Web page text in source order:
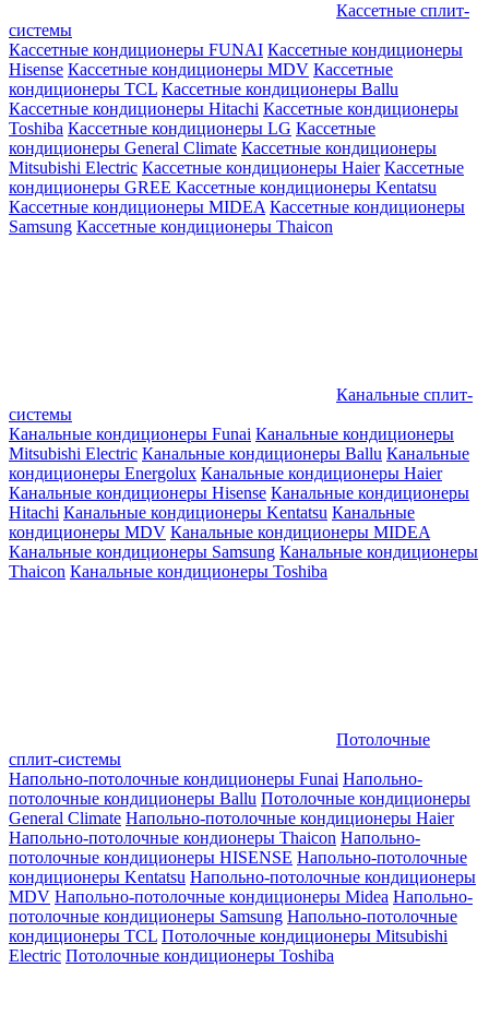
Кассетные сплит-
системы
Кассетные кондиционеры FUNAI Кассетные кондиционеры
Hisense Кассетные кондиционеры MDV Кассетные
кондиционеры TCL Кассетные кондиционеры Ballu
Кассетные кондиционеры Hitachi Кассетные кондиционеры
Toshiba Кассетные кондиционеры LG Кассетные
кондиционеры General Climate Кассетные кондиционеры
Mitsubishi Electric Кассетные кондиционеры Haier Кассетные
кондиционеры GREE Кассетные кондиционеры Kentatsu
Кассетные кондиционеры MIDEA Кассетные кондиционеры
Samsung Кассетные кондиционеры Thaicon
Канальные сплит-
системы
Канальные кондиционеры Funai Канальные кондиционеры
Mitsubishi Electric Канальные кондиционеры Ballu Канальные
кондиционеры Energolux Канальные кондиционеры Haier
Канальные кондиционеры Hisense Канальные кондиционеры
Hitachi Канальные кондиционеры Kentatsu Канальные
кондиционеры MDV Канальные кондиционеры MIDEA
Канальные кондиционеры Samsung Канальные кондиционеры
Thaicon Канальные кондиционеры Toshiba
Потолочные
сплит-системы
Напольно-потолочные кондиционеры Funai Напольно-
потолочные кондиционеры Ballu Потолочные кондиционеры
General Climate Напольно-потолочные кондиционеры Haier
Напольно-потолочные кондионеры Thaicon Напольно-
потолочные кондиционеры HISENSE Напольно-потолочные
кондиционеры Kentatsu Напольно-потолочные кондиционеры
MDV Напольно-потолочные кондиционеры Midea Напольно-
потолочные кондиционеры Samsung Напольно-потолочные
кондиционеры TCL Потолочные кондиционеры Mitsubishi
Electric Потолочные кондиционеры Toshiba